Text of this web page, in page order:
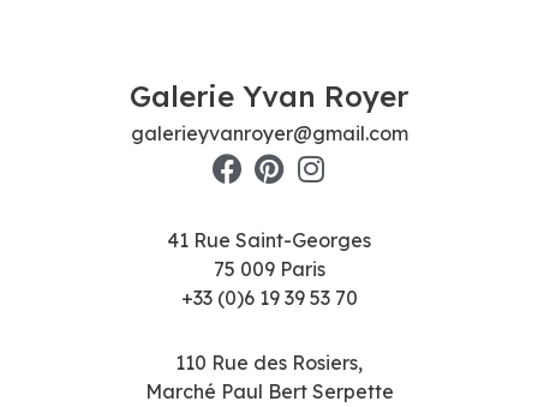
Galerie Yvan Royer
galerieyvanroyer@gmail.com
41 Rue Saint-Georges
75 009 Paris
+33 (0)6 19 39 53 70
110 Rue des Rosiers,
Marché Paul Bert Serpette